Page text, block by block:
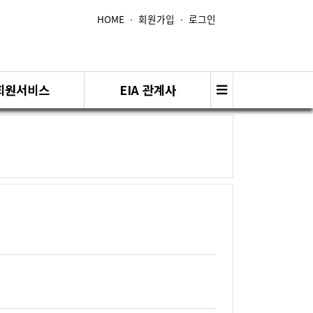
HOME ∙ 회원가입 ∙ 로그인
원서비스 EIA 관계사